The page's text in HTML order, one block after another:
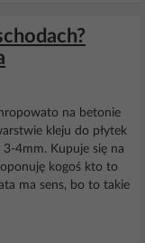
na betonie
kleju do płytek
4mm. Kupuje się na
kogoś kto to
ma sens, bo to takie